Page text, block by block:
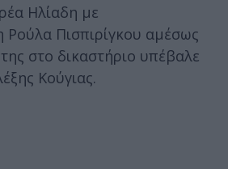
Ηλίαδη με
Ρούλα Πισπιρίγκου αμέσως
στο δικαστήριο υπέβαλε
Κούγιας.